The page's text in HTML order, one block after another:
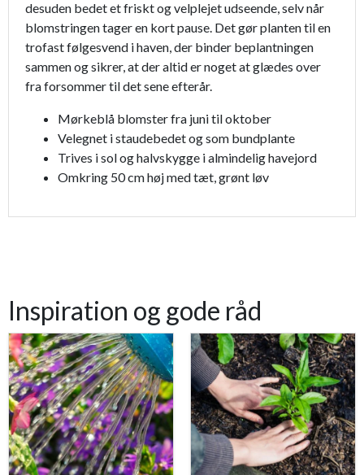
desuden bedet et friskt og velplejet udseende, selv når
blomstringen tager en kort pause. Det gør planten til en
trofast følgesvend i haven, der binder beplantningen
sammen og sikrer, at der altid er noget at glædes over
fra forsommer til det sene efterår.
Mørkeblå blomster fra juni til oktober
Velegnet i staudebedet og som bundplante
Trives i sol og halvskygge i almindelig havejord
Omkring 50 cm høj med tæt, grønt løv
Inspiration og gode råd